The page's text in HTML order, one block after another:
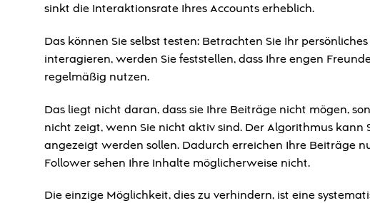
sinkt die Interaktionsrate Ihres Accounts erheblich.
Das können Sie selbst testen: Betrachten Sie Ihr
interagieren, werden Sie feststellen, dass Ihre engen
regelmäßig nutzen.
Das liegt nicht daran, dass sie Ihre Beiträge nicht mögen,
nicht zeigt, wenn Sie nicht aktiv sind. Der Algorithmus
angezeigt werden sollen. Dadurch erreichen Ihre Beiträge
Follower sehen Ihre Inhalte möglicherweise nicht.
Die einzige Möglichkeit, dies zu verhindern, ist eine